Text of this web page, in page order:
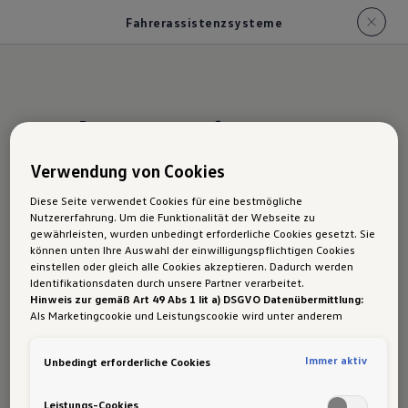
Fahrerassistenzsysteme
Fahrerassistenzsy
steme
Wer immer unterwegs ist, muss unzählige
Wetter- und Verkehrssituationen meistern. Gut,
dass Sie im California 6.1 damit nicht alleine sind.
Stabilisiert das Fahrzeug bei starkem böigem
Seitenwind durch automatische Bremseingriffe.
Verwendung von Cookies
Diese Seite verwendet Cookies für eine bestmögliche
Nutzererfahrung. Um die Funktionalität der Webseite zu
gewährleisten, wurden unbedingt erforderliche Cookies gesetzt. Sie
können unten Ihre Auswahl der einwilligungspflichtigen Cookies
einstellen oder gleich alle Cookies akzeptieren. Dadurch werden
Identifikationsdaten durch unsere Partner verarbeitet.
Hinweis zur gemäß Art 49 Abs 1 lit a) DSGVO Datenübermittlung:
Als Marketingcookie und Leistungscookie wird unter anderem
Daten in die USA (insbesondere dort an die Google LLC) weitergibt.
Unbedingt erforderliche Cookies Immer aktiv
Leistungs-Cookies